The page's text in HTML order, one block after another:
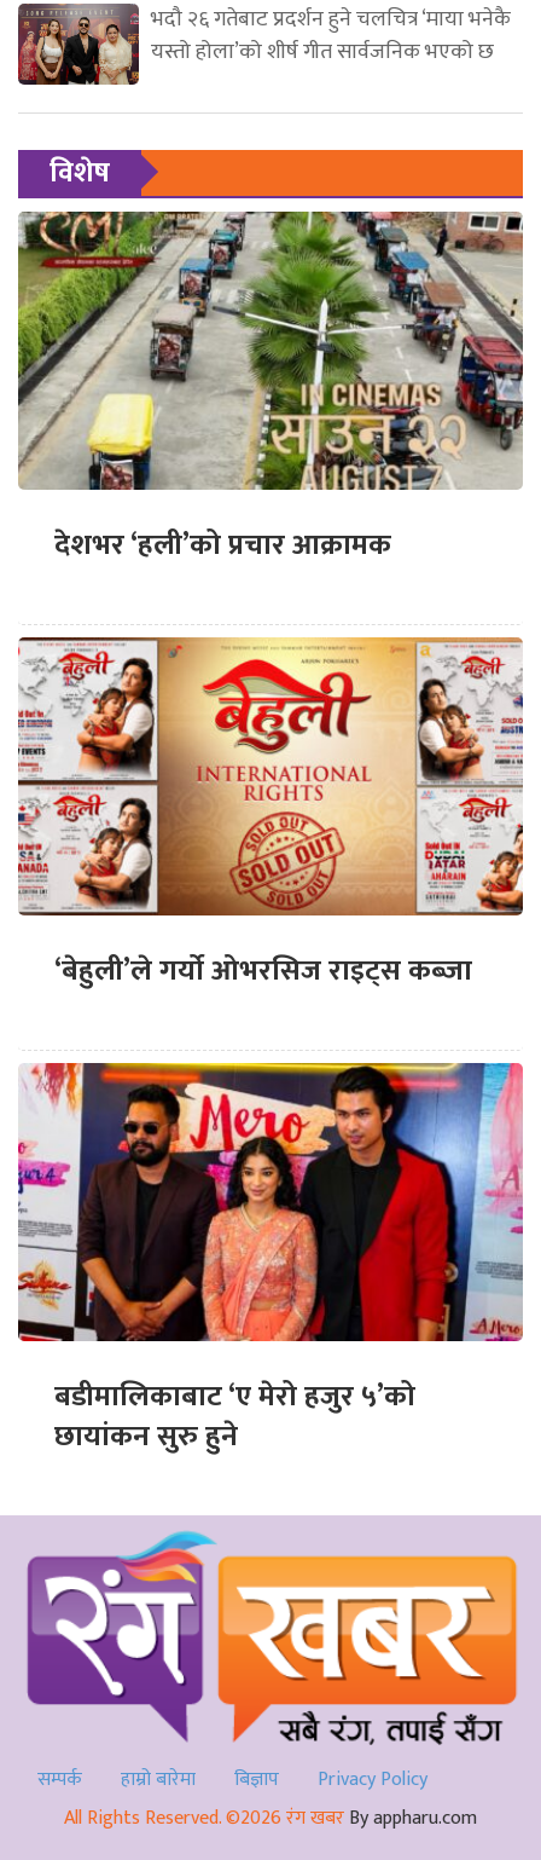
भदौ २६ गतेबाट प्रदर्शन हुने चलचित्र ‘माया भनेकै
यस्तो होला’को शीर्ष गीत सार्वजनिक भएको छ
विशेष
देशभर ‘हली’को प्रचार आक्रामक
‘बेहुली’ले गर्यो ओभरसिज राइट्स कब्जा
बडीमालिकाबाट ‘ए मेरो हजुर ५’को
छायांकन सुरु हुने
सम्पर्क हाम्रो बारेमा बिज्ञाप
Privacy Policy
All Rights Reserved. ©2026 रंग खबरBy appharu.com